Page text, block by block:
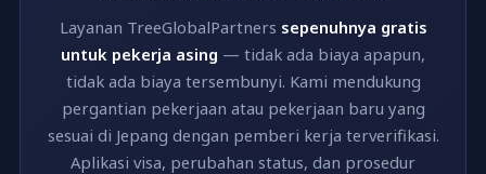
Layanan TreeGlobalPartners sepenuhnya gratis
untuk pekerja asing — tidak ada biaya apapun,
tidak ada biaya tersembunyi. Kami mendukung
pergantian pekerjaan atau pekerjaan baru yang
sesuai di Jepang dengan pemberi kerja terverifikasi.
Aplikasi visa, perubahan status, dan prosedur